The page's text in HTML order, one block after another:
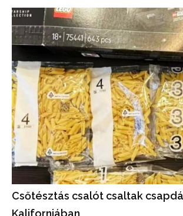
Csőtésztás csalót csaltak
Kaliforniában